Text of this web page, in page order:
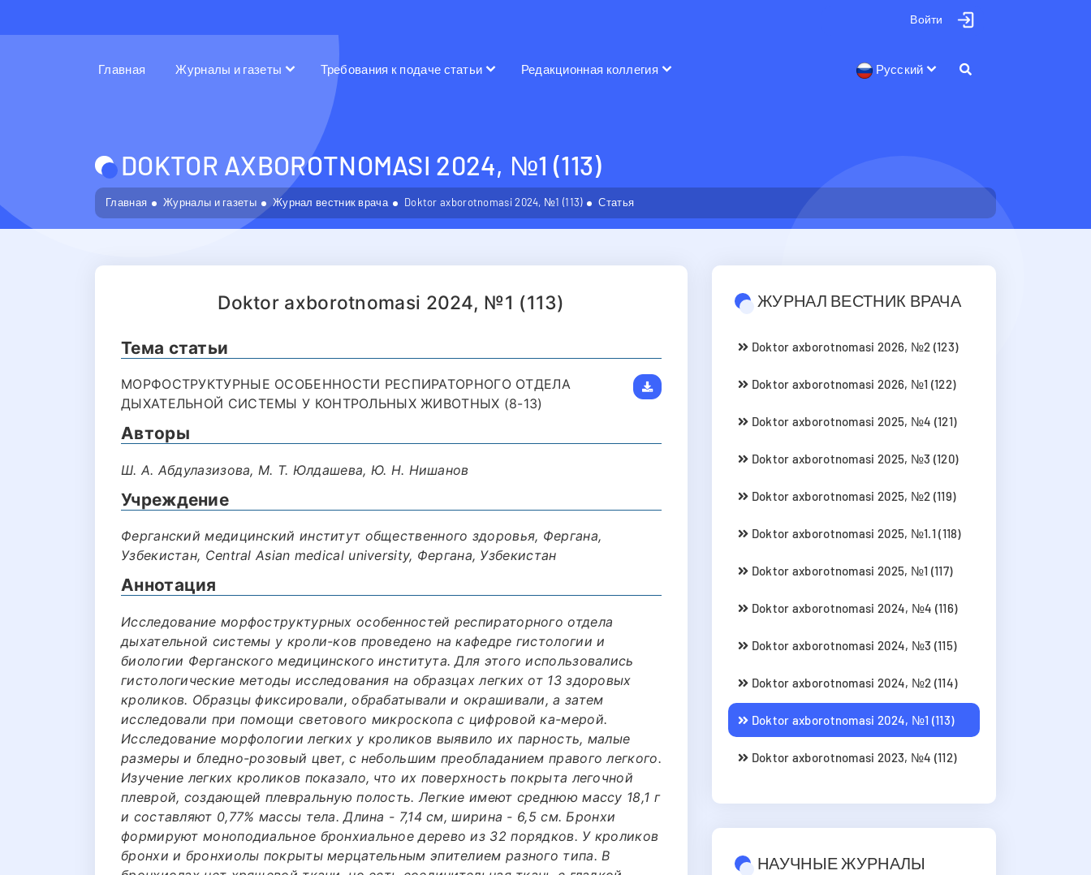
Войти
Главная Журналы и газеты Требования к подаче статьи Редакционная коллегия Русский
DOKTOR AXBOROTNOMASI 2024, №1 (113)
Главная Журналы и газеты Журнал вестник врача Doktor axborotnomasi 2024, №1 (113) Статья
Doktor axborotnomasi 2024, №1 (113)
Тема статьи
МОРФОСТРУКТУРНЫЕ ОСОБЕННОСТИ РЕСПИРАТОРНОГО ОТДЕЛА
ДЫХАТЕЛЬНОЙ СИСТЕМЫ У КОНТРОЛЬНЫХ ЖИВОТНЫХ (8-13)
Авторы
Ш. А. Абдулазизова, М. Т. Юлдашева, Ю. Н. Нишанов
Учреждение
Ферганский медицинский институт общественного здоровья, Фергана,
Узбекистан, Central Asian medical university, Фергана, Узбекистан
Аннотация
Исследование морфоструктурных особенностей респираторного отдела
дыхательной системы у кроли-ков проведено на кафедре гистологии и
биологии Ферганского медицинского института. Для этого использовались
гистологические методы исследования на образцах легких от 13 здоровых
кроликов. Образцы фиксировали, обрабатывали и окрашивали, а затем
исследовали при помощи светового микроскопа с цифровой ка-мерой.
Исследование морфологии легких у кроликов выявило их парность, малые
размеры и бледно-розовый цвет, с небольшим преобладанием правого легкого.
Изучение легких кроликов показало, что их поверхность покрыта легочной
плеврой, создающей плевральную полость. Легкие имеют среднюю массу 18,1 г
и составляют 0,77% массы тела. Длина - 7,14 см, ширина - 6,5 см. Бронхи
формируют моноподиальное бронхиальное дерево из 32 порядков. У кроликов
бронхи и бронхиолы покрыты мерцательным эпителием разного типа. В
ЖУРНАЛ ВЕСТНИК ВРАЧА
Doktor axborotnomasi 2026, №2 (123)
Doktor axborotnomasi 2026, №1 (122)
Doktor axborotnomasi 2025, №4 (121)
Doktor axborotnomasi 2025, №3 (120)
Doktor axborotnomasi 2025, №2 (119)
Doktor axborotnomasi 2025, №1.1 (118)
Doktor axborotnomasi 2025, №1 (117)
Doktor axborotnomasi 2024, №4 (116)
Doktor axborotnomasi 2024, №3 (115)
Doktor axborotnomasi 2024, №2 (114)
Doktor axborotnomasi 2024, №1 (113)
Doktor axborotnomasi 2023, №4 (112)
НАУЧНЫЕ ЖУРНАЛЫ